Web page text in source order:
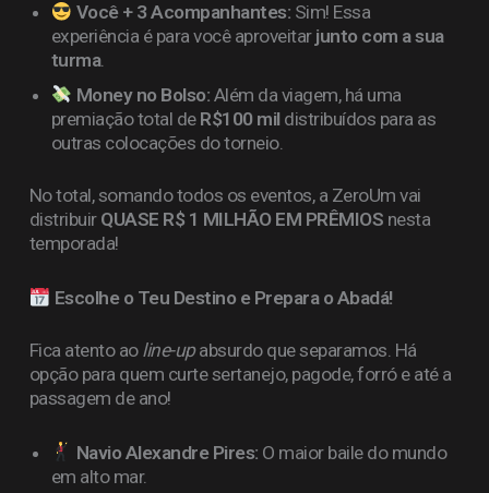
Você + 3 Acompanhantes: Sim! Essa
experiência é para você aproveitar junto com a sua
turma.
Money no Bolso: Além da viagem, há uma
premiação total de R$100 mildistribuídos para as
outras colocações do torneio.
No total, somando todos os eventos, a ZeroUm vai
distribuir QUASE R$ 1 MILHÃO EM PRÊMIOS nesta
temporada!
Escolhe o Teu Destino e Prepara o Abadá!
Fica atento ao line-upabsurdo que separamos. Há
opção para quem curte sertanejo, pagode, forró e até a
passagem de ano!
Navio Alexandre Pires: O maior baile do mundo
em alto mar.